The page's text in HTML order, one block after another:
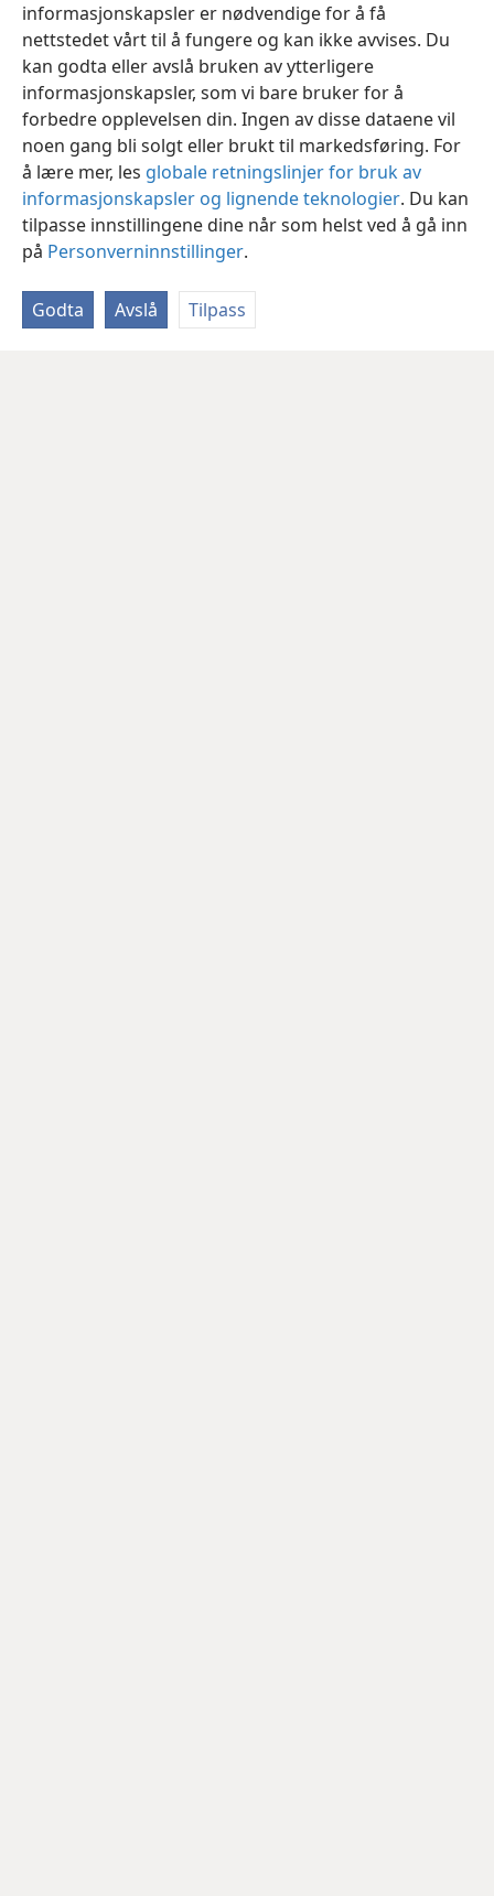
informasjonskapsler er nødvendige for å få
nettstedet vårt til å fungere og kan ikke avvises. Du
kan godta eller avslå bruken av ytterligere
informasjonskapsler, som vi bare bruker for å
forbedre opplevelsen din. Ingen av disse dataene vil
noen gang bli solgt eller brukt til markedsføring. For
å lære mer, les globale retningslinjer for bruk av
informasjonskapsler og lignende teknologier. Du kan
tilpasse innstillingene dine når som helst ved å gå inn
på Personverninnstillinger.
Godta Avslå Tilpass